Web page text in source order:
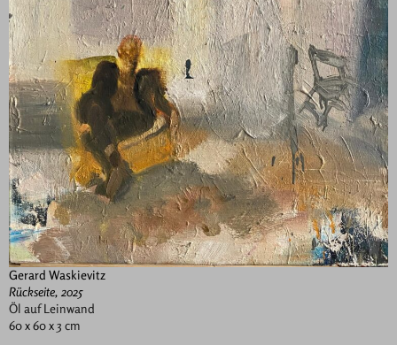
Gerard Waskievitz
Rückseite, 2025
Öl auf Leinwand
60 x 60 x 3 cm